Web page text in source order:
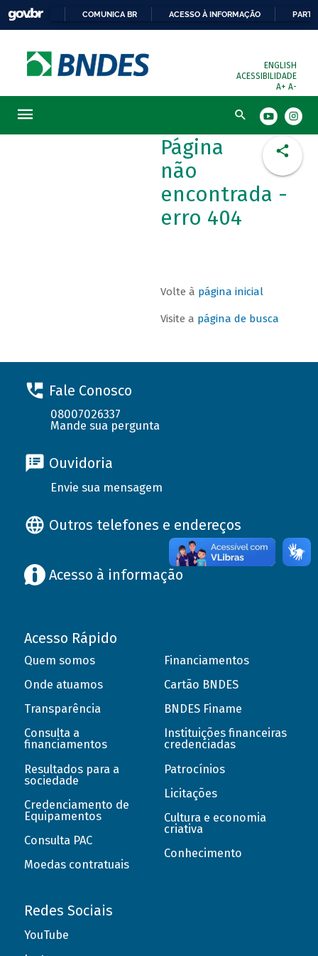
COMUNICA BR ACESSO À INFORMAÇÃO
ENGLISH
ACESSIBILIDADE
A+ A-
Busca
Página
não
encontrada -
erro 404
Volte à página inicial
Visite a página de busca
Fale Conosco
08007026337
Mande sua pergunta
Ouvidoria
Envie sua mensagem
Outros telefones e endereços
Acesso à informação
Acesso Rápido
Quem somos
Onde atuamos
Transparência
Consulta a
financiamentos
Resultados para a
sociedade
Credenciamento de
Equipamentos
Consulta PAC
Moedas contratuais
Financiamentos
Cartão BNDES
BNDES Finame
Instituições financeiras
credenciadas
Patrocínios
Licitações
Cultura e economia
criativa
Conhecimento
Redes Sociais
YouTube